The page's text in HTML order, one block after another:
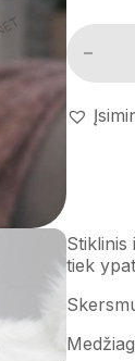
Stiklinis
tiek